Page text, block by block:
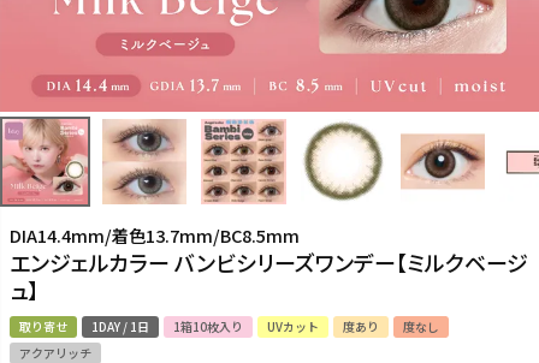
DIA14.4mm/着色13.7mm/BC8.5mm
エンジェルカラー バンビシリーズワンデー【ミルクベージ
ュ】
取り寄せ 1DAY / 1日 1箱10枚入り UVカット 度あり
度なし
アクアリッチ